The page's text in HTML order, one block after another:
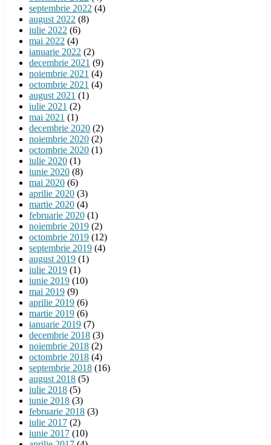
septembrie 2022 (4)
august 2022 (8)
iulie 2022 (6)
mai 2022 (4)
ianuarie 2022 (2)
decembrie 2021 (9)
noiembrie 2021 (4)
octombrie 2021 (4)
august 2021 (1)
iulie 2021 (2)
mai 2021 (1)
decembrie 2020 (2)
noiembrie 2020 (2)
octombrie 2020 (1)
iulie 2020 (1)
iunie 2020 (8)
mai 2020 (6)
aprilie 2020 (3)
martie 2020 (4)
februarie 2020 (1)
noiembrie 2019 (2)
octombrie 2019 (12)
septembrie 2019 (4)
august 2019 (1)
iulie 2019 (1)
iunie 2019 (10)
mai 2019 (9)
aprilie 2019 (6)
martie 2019 (6)
ianuarie 2019 (7)
decembrie 2018 (3)
noiembrie 2018 (2)
octombrie 2018 (4)
septembrie 2018 (16)
august 2018 (5)
iulie 2018 (5)
iunie 2018 (3)
februarie 2018 (3)
iulie 2017 (2)
iunie 2017 (10)